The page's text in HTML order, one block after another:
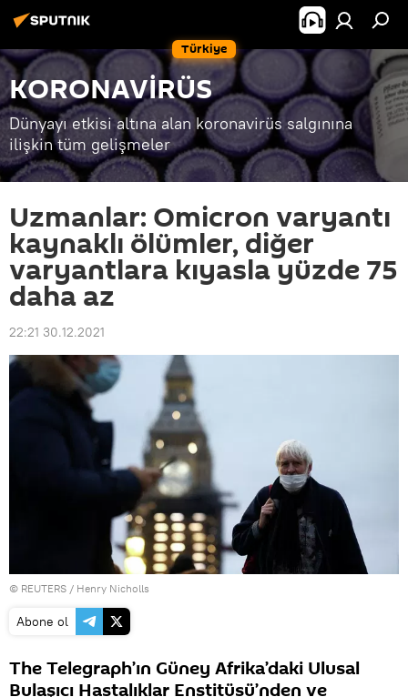
Türkiye
KORONAVİRÜS
Dünyayı etkisi altına alan koronavirüs salgınına
ilişkin tüm gelişmeler
Uzmanlar: Omicron varyantı
kaynaklı ölümler, diğer
varyantlara kıyasla yüzde 75
daha az
22:21 30.12.2021
© REUTERS / Henry Nicholls
Abone ol
The Telegraph’ın Güney Afrika’daki Ulusal
Bulaşıcı Hastalıklar Enstitüsü’nden ve